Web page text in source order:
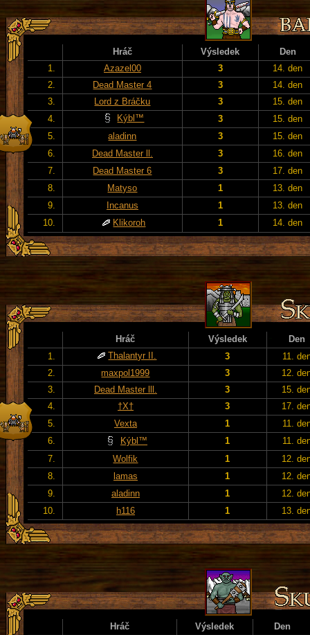
Hráč Výsledek
Den
1.
Azazel00 3
14. den
2.
Dead Master 4 3
14. den
3.
Lord z Bráčku 3
15. den
4.
Kýbl™ 3
15. den
5.
aladinn 3
15. den
6.
Dead Master ll. 3
16. den
7.
Dead Master 6 3
17. den
8.
Matyso 1
13. den
9.
Incanus 1
13. den
10.
Klikoroh 1 14. den
Hráč Výsledek
Den
1.
Thalantyr II. 3
11.
2.
maxpol1999 3
12.
3.
Dead Master lll. 3
15.
4.
†X† 3
17.
5.
Vexta 1
11.
6.
Kýbl™ 1
11.
7.
Wolfik 1
12.
8.
lamas 1
12.
9.
aladinn 1
12.
10.
h116 1 13.
Hráč Výsledek
Den